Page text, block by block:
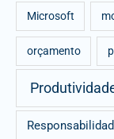
Microsoft
orçamento